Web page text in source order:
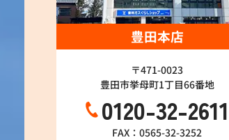
豊田本店
〒471-0023
豊田市挙母町1丁目66番地
0120-32-2611
FAX：0565-32-3252